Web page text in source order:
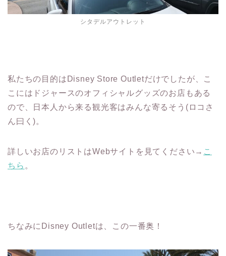
シタデルアウトレット
私たちの目的はDisney Store Outletだけでしたが、こ
こにはドジャースのオフィシャルグッズのお店もある
ので、日本人から来る観光客はみんな寄るそう(ロコさ
ん曰く)。
詳しいお店のリストはWebサイトを見てください→ こ
ちら 。
ちなみにDisney Outletは、この一番奥！